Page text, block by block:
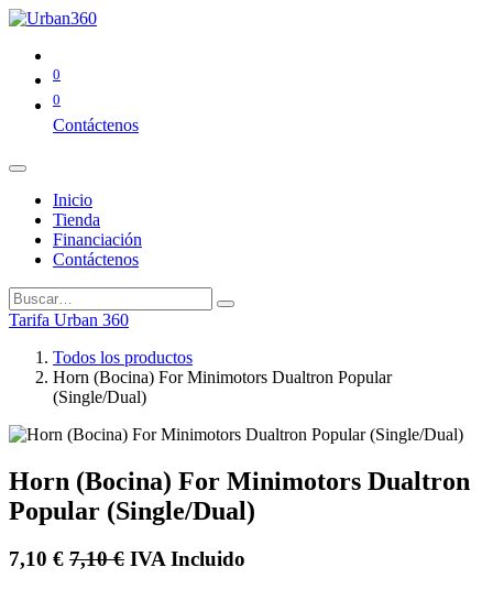
0
0
Contáctenos
Inicio
Tienda
Financiación
Contáctenos
Tarifa Urban 360
Todos los productos
Horn (Bocina) For Minimotors Dualtron Popular
(Single/Dual)
Horn (Bocina) For Minimotors Dualtron
Popular (Single/Dual)
7,10 € 7,10€ IVA Incluido